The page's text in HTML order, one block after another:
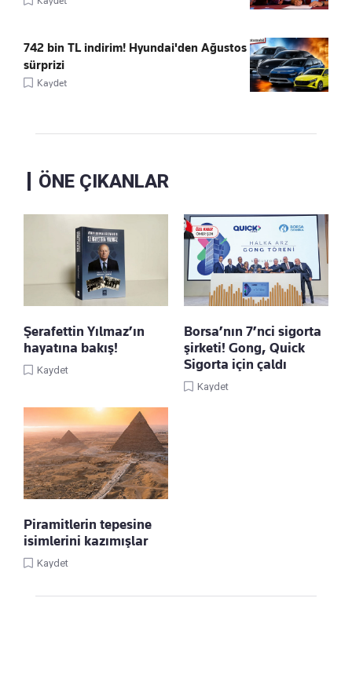
742 bin TL indirim! Hyundai'den Ağustos
sürprizi
Kaydet
ÖNE ÇIKANLAR
Şerafettin Yılmaz’ın
hayatına bakış!
Kaydet
Borsa’nın 7’nci sigorta
şirketi! Gong, Quick
Sigorta için çaldı
Kaydet
Piramitlerin tepesine
isimlerini kazımışlar
Kaydet